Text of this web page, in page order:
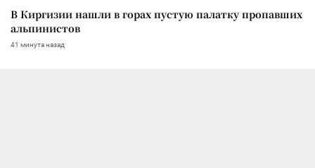
В Киргизии нашли в горах пустую палатку пропавших
альпинистов
41 минута назад